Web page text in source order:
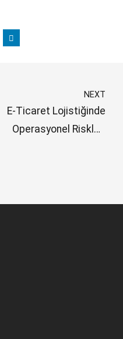
NEXT
E-Ticaret Lojistiğinde
Operasyonel Riskleri